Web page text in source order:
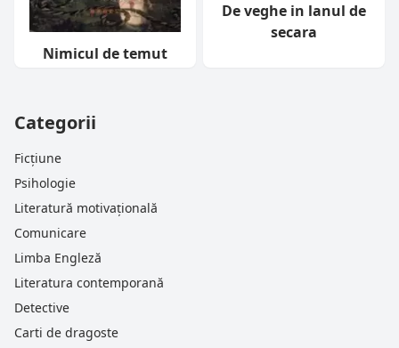
Nimicul de temut
De veghe in lanul de
secara
Categorii
Ficțiune
Psihologie
Literatură motivațională
Comunicare
Limba Engleză
Literatura contemporană
Detective
Carti de dragoste